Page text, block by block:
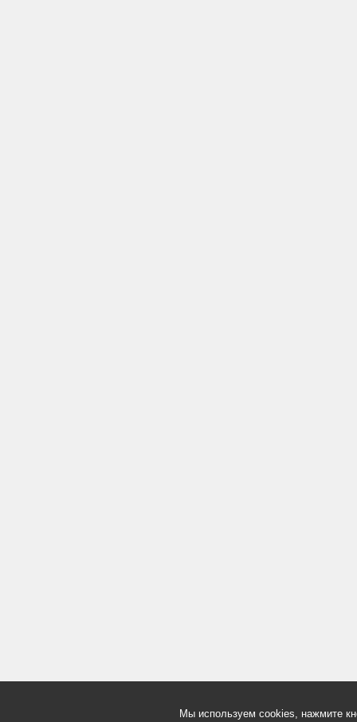
Мы используем cookies, нажмите